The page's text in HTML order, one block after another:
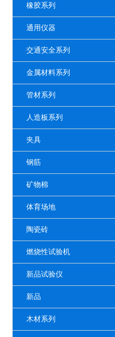
橡胶系列
通用仪器
交通安全系列
金属材料系列
管材系列
人造板系列
夹具
钢筋
矿物棉
体育场地
陶瓷砖
燃烧性试验机
新品试验仪
新品
木材系列